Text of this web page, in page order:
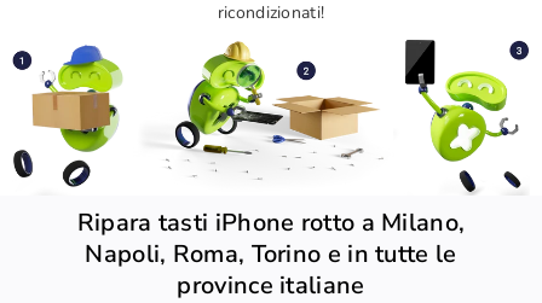
ricondizionati!
Ripara tasti iPhone rotto a Milano,
Napoli, Roma, Torino e in tutte le
province italiane